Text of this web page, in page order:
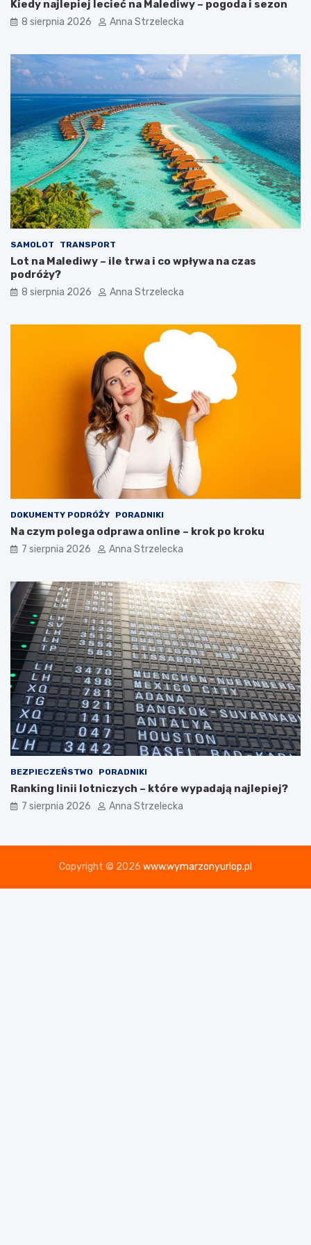
o
y
c
z
n
h
d
e
s
t
y
n
a
j
i
o
o
b
a
c
ć
?
Kiedy najlepiej lecieć na Malediwy – pogoda i sezon
8 sierpnia 2026 Anna Strzelecka
SAMOLOT TRANSPORT
Lot na Malediwy – ile trwa i co wpływa na czas
podróży?
8 sierpnia 2026 Anna Strzelecka
DOKUMENTY PODRÓŻY PORADNIKI
Na czym polega odprawa online – krok po kroku
7 sierpnia 2026 Anna Strzelecka
BEZPIECZEŃSTWO PORADNIKI
Ranking linii lotniczych – które wypadają najlepiej?
7 sierpnia 2026 Anna Strzelecka
Copyright © 2026 www.wymarzonyurlop.pl